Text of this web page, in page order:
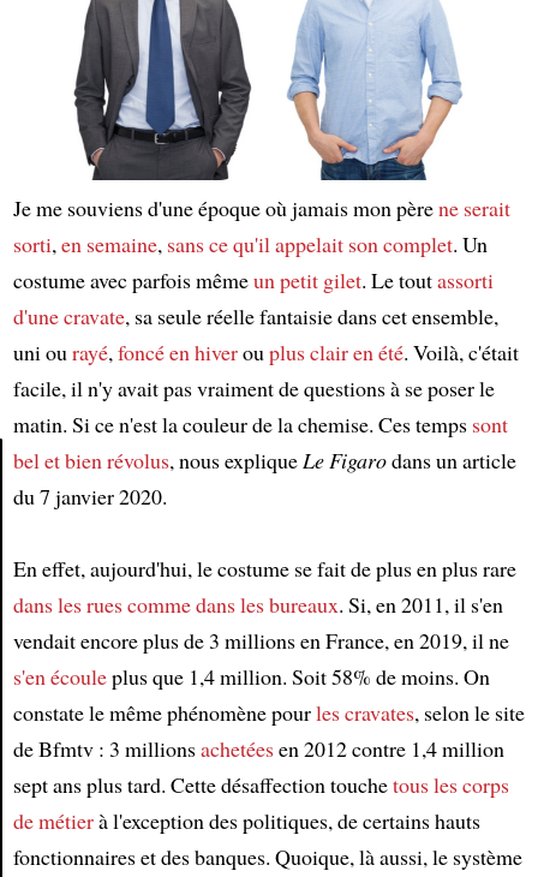
Article
Je me souviens d'une époque où jamais mon pèrene serait
sorti,en semaine, sans ce qu'il appelait son complet. Un
costume avec parfois mêmeun petit gilet. Le toutassorti
d'une cravate, sa seule réelle fantaisie dans cet ensemble,
uni ourayé,foncé en hiverouplus clair en été. Voilà, c'était
facile, il n'y avait pas vraiment de questions à se poser le
matin. Si ce n'est la couleur de la chemise. Ces temps sont
bel et bien révolus, nous expliqueLe Figarodans un article
du 7 janvier 2020.
En effet, aujourd'hui, le costume se fait de plus en plus rare
dans les rues comme dans les bureaux. Si, en 2011, il s'en
vendait encore plus de 3 millions en France, en 2019, il ne
s'en écouleplus que 1,4 million. Soit 58% de moins. On
constate le même phénomène pourles cravates, selon le site
de Bfmtv : 3 millionsachetéesen 2012 contre 1,4 million
sept ans plus tard. Cette désaffection touchetous les corps
de métierà l'exception des politiques, de certains hauts
fonctionnaires et des banques. Quoique, là aussi, le système